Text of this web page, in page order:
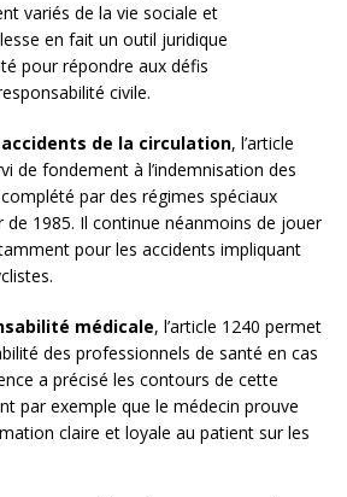
variés de la vie sociale et
en fait un outil juridique
pour répondre aux défis
civile.
accidents de la circulation, l’article
de fondement à l’indemnisation des
par des régimes spéciaux
1985. Il continue néanmoins de jouer
pour les accidents impliquant
médicale, l’article 1240 permet
des professionnels de santé en cas
a précisé les contours de cette
par exemple que le médecin prouve
claire et loyale au patient sur les